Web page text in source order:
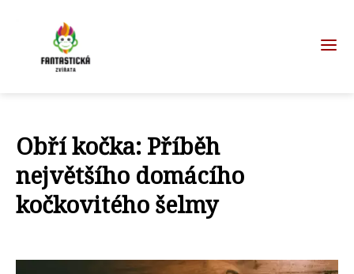
Obří kočka: Příběh
největšího domácího
kočkovitého šelmy